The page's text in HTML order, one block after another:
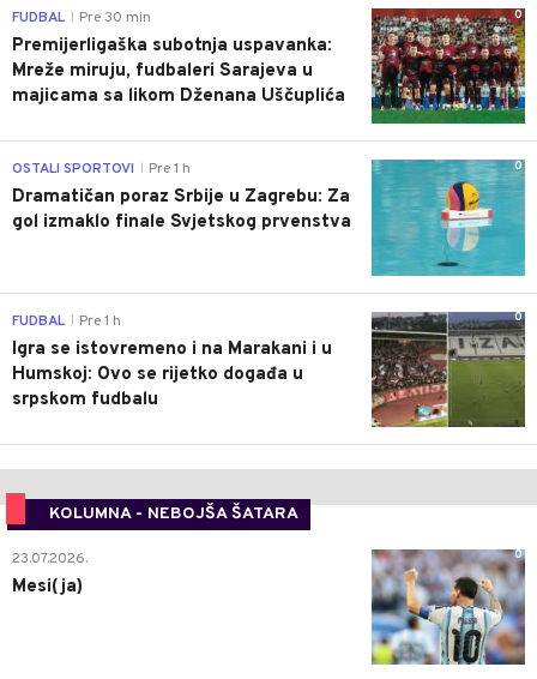
0
FUDBAL Pre 30 min
Premijerligaška subotnja uspavanka:
Mreže miruju, fudbaleri Sarajeva u
majicama sa likom Dženana Uščuplića
0
OSTALI SPORTOVI Pre 1 h
Dramatičan poraz Srbije u Zagrebu: Za
gol izmaklo finale Svjetskog prvenstva
0
FUDBAL Pre 1 h
Igra se istovremeno i na Marakani i u
Humskoj: Ovo se rijetko događa u
srpskom fudbalu
KOLUMNA - NEBOJŠA ŠATARA
0
23.07.2026.
Mesi(ja)